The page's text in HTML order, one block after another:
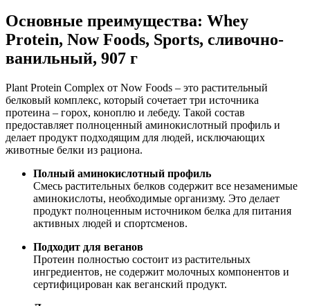
Основные преимущества: Whey
Protein, Now Foods, Sports, сливочно-
ванильный, 907 г
Plant Protein Complex от Now Foods – это растительный
белковый комплекс, который сочетает три источника
протеина – горох, коноплю и лебеду. Такой состав
предоставляет полноценный аминокислотный профиль и
делает продукт подходящим для людей, исключающих
животные белки из рациона.
Полный аминокислотный профиль
Смесь растительных белков содержит все незаменимые
аминокислоты, необходимые организму. Это делает
продукт полноценным источником белка для питания
активных людей и спортсменов.
Подходит для веганов
Протеин полностью состоит из растительных
ингредиентов, не содержит молочных компонентов и
сертифицирован как веганский продукт.